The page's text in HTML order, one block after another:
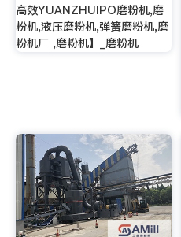
高效YUANZHUIPO磨粉机,磨
粉机,液压磨粉机,弹簧磨粉机,磨
粉机厂 ,磨粉机】_磨粉机